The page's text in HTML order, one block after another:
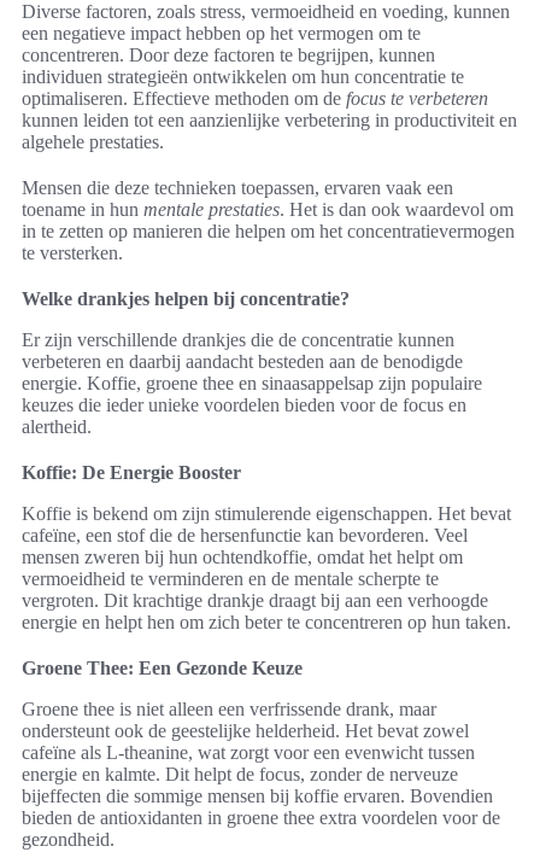
Diverse factoren, zoals stress, vermoeidheid en voeding, kunnen
een negatieve impact hebben op het vermogen om te
concentreren. Door deze factoren te begrijpen, kunnen
individuen strategieën ontwikkelen om hun concentratie te
optimaliseren. Effectieve methoden om de focus te verbeteren
kunnen leiden tot een aanzienlijke verbetering in productiviteit en
algehele prestaties.
Mensen die deze technieken toepassen, ervaren vaak een
toename in hun mentale prestaties. Het is dan ook waardevol om
in te zetten op manieren die helpen om het concentratievermogen
te versterken.
Welke drankjes helpen bij concentratie?
Er zijn verschillende drankjes die de concentratie kunnen
verbeteren en daarbij aandacht besteden aan de benodigde
energie. Koffie, groene thee en sinaasappelsap zijn populaire
keuzes die ieder unieke voordelen bieden voor de focus en
alertheid.
Koffie: De Energie Booster
Koffie is bekend om zijn stimulerende eigenschappen. Het bevat
cafeïne, een stof die de hersenfunctie kan bevorderen. Veel
mensen zweren bij hun ochtendkoffie, omdat het helpt om
vermoeidheid te verminderen en de mentale scherpte te
vergroten. Dit krachtige drankje draagt bij aan een verhoogde
energie en helpt hen om zich beter te concentreren op hun taken.
Groene Thee: Een Gezonde Keuze
Groene thee is niet alleen een verfrissende drank, maar
ondersteunt ook de geestelijke helderheid. Het bevat zowel
cafeïne als L-theanine, wat zorgt voor een evenwicht tussen
energie en kalmte. Dit helpt de focus, zonder de nerveuze
bijeffecten die sommige mensen bij koffie ervaren. Bovendien
bieden de antioxidanten in groene thee extra voordelen voor de
gezondheid.